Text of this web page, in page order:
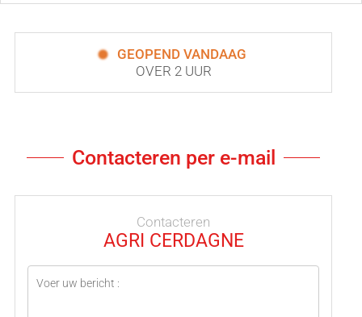
GEOPEND VANDAAG
OVER 2 UUR
Contacteren per e-mail
Contacteren
AGRI CERDAGNE